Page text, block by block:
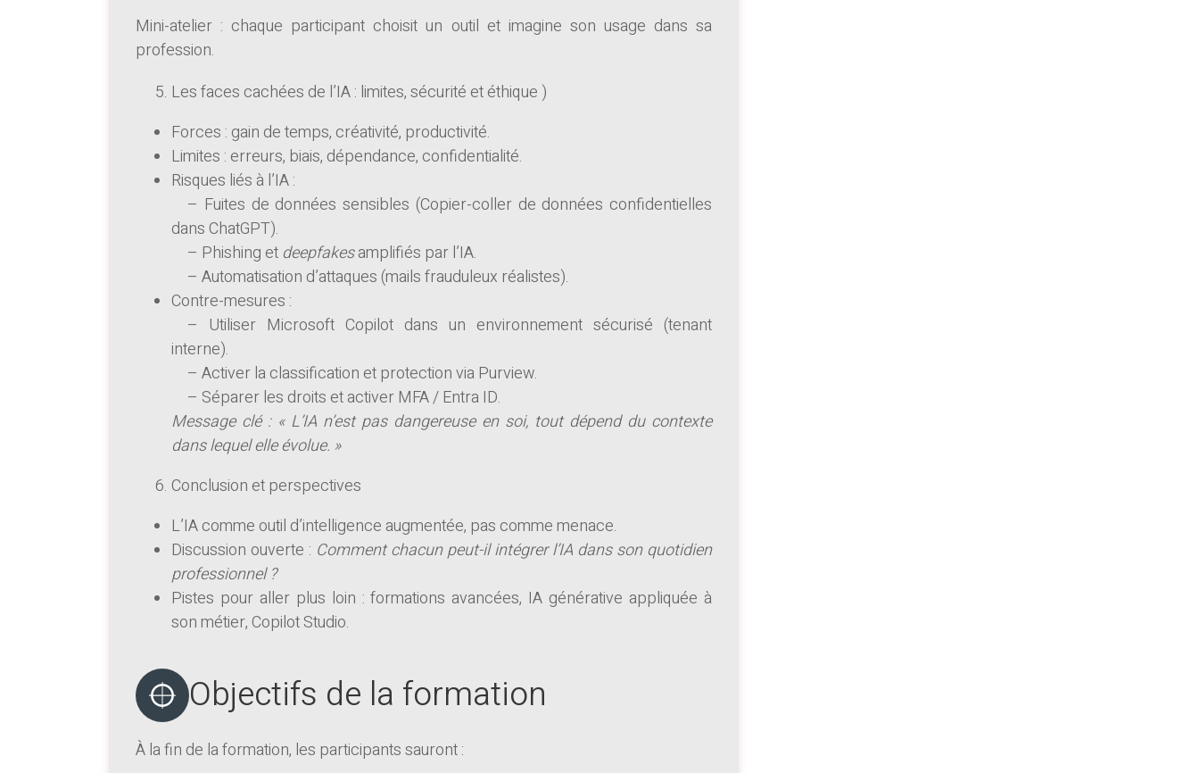
Mini-atelier : chaque participant choisit un outil et imagine son usage dans sa
profession.
Les faces cachées de l’IA : limites, sécurité et éthique )
Forces : gain de temps, créativité, productivité.
Limites : erreurs, biais, dépendance, confidentialité.
Risques liés à l’IA :
– Fuites de données sensibles (Copier-coller de données confidentielles
dans ChatGPT).
– Phishing et deepfakesamplifiés par l’IA.
– Automatisation d’attaques (mails frauduleux réalistes).
Contre-mesures :
– Utiliser Microsoft Copilot dans un environnement sécurisé (tenant
interne).
– Activer la classification et protection via Purview.
– Séparer les droits et activer MFA / Entra ID.
Message clé : « L’IA n’est pas dangereuse en soi, tout dépend du contexte
dans lequel elle évolue. »
Conclusion et perspectives
L’IA comme outil d’intelligence augmentée, pas comme menace.
Discussion ouverte : Comment chacun peut-il intégrer l’IA dans son quotidien
professionnel ?
Pistes pour aller plus loin : formations avancées, IA générative appliquée à
son métier, Copilot Studio.
Objectifs de la formation
À la fin de la formation, les participants sauront :